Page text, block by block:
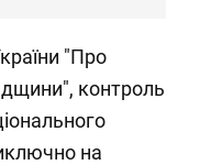
"Про
контроль
на